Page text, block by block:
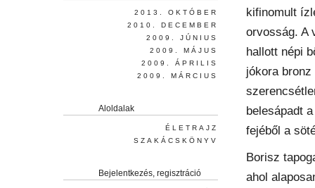
kifinomult
orvosság. A
hallott népi
jókora
belesápadt
fejéből a
Borisz
ahol
2013. OKTÓBER
2010. DECEMBER
2009. JÚNIUS
2009. MÁJUS
2009. ÁPRILIS
2009. MÁRCIUS
Aloldalak
ÉLETRAJZ
SZAKÁCSKÖNYV
Bejelentkezés, regisztráció